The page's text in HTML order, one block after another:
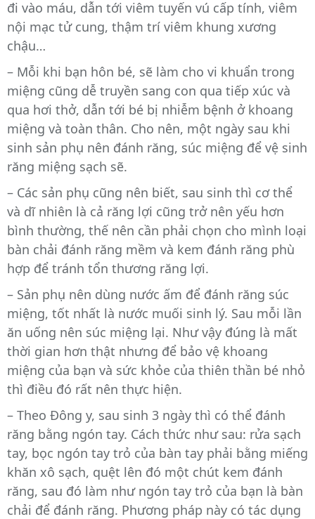
đi vào máu, dẫn tới viêm tuyến vú cấp tính, viêm
nội mạc tử cung, thậm trí viêm khung xương
chậu…
– Mỗi khi bạn hôn bé, sẽ làm cho vi khuẩn trong
miệng cũng dễ truyền sang con qua tiếp xúc và
qua hơi thở, dẫn tới bé bị nhiễm bệnh ở khoang
miệng và toàn thân. Cho nên, một ngày sau khi
sinh sản phụ nên đánh răng, súc miệng để vệ sinh
răng miệng sạch sẽ.
– Các sản phụ cũng nên biết, sau sinh thì cơ thể
và dĩ nhiên là cả răng lợi cũng trở nên yếu hơn
bình thường, thế nên cần phải chọn cho mình loại
bàn chải đánh răng mềm và kem đánh răng phù
hợp để tránh tổn thương răng lợi.
– Sản phụ nên dùng nước ấm để đánh răng súc
miệng, tốt nhất là nước muối sinh lý. Sau mỗi lần
ăn uống nên súc miệng lại. Như vậy đúng là mất
thời gian hơn thật nhưng để bảo vệ khoang
miệng của bạn và sức khỏe của thiên thần bé nhỏ
thì điều đó rất nên thực hiện.
– Theo Đông y, sau sinh 3 ngày thì có thể đánh
răng bằng ngón tay. Cách thức như sau: rửa sạch
tay, bọc ngón tay trỏ của bàn tay phải bằng miếng
khăn xô sạch, quệt lên đó một chút kem đánh
răng, sau đó làm như ngón tay trỏ của bạn là bàn
chải để đánh răng. Phương pháp này có tác dụng